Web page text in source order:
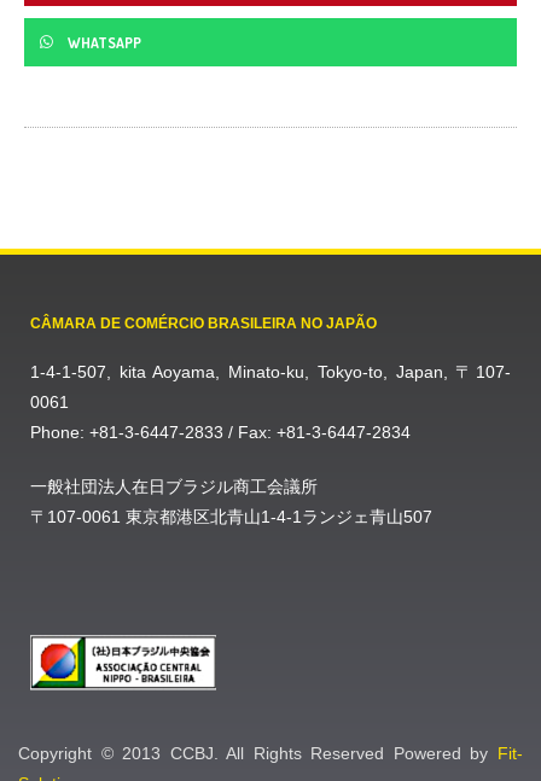
WHATSAPP
CÂMARA DE COMÉRCIO BRASILEIRA NO JAPÃO
1-4-1-507, kita Aoyama, Minato-ku, Tokyo-to, Japan, 〒107-
0061
Phone: +81-3-6447-2833 / Fax: +81-3-6447-2834
一般社団法人在日ブラジル商工会議所
〒107-0061 東京都港区北青山1-4-1ランジェ青山507
Copyright © 2013 CCBJ. All Rights Reserved Powered by Fit-